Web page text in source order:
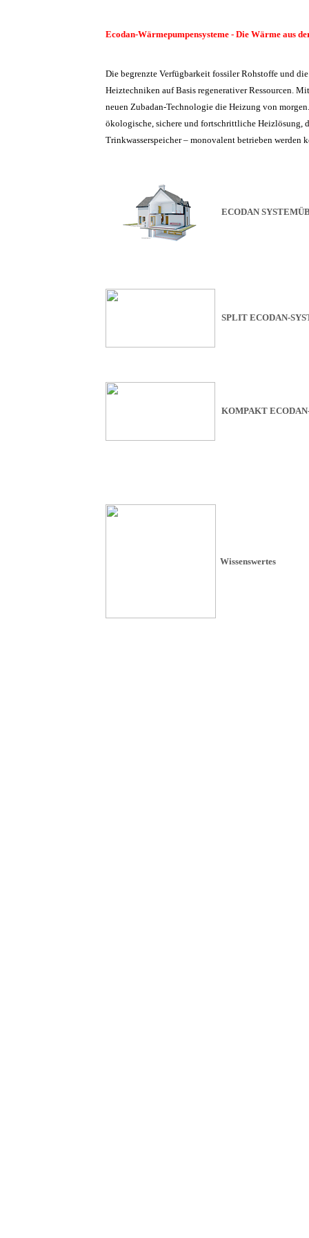
Ecodan-Wärmepumpensysteme - Die Wärme aus
Die begrenzte Verfügbarkeit fossiler Rohstoffe und
Heiztechniken auf Basis regenerativer Ressourcen.
neuen Zubadan-Technologie die Heizung von
ökologische, sichere und fortschrittliche Heizlösung,
Trinkwasserspeicher – monovalent betrieben werden
ECODAN
SPLIT ECODAN-
KOMPAKT
Wissenswertes